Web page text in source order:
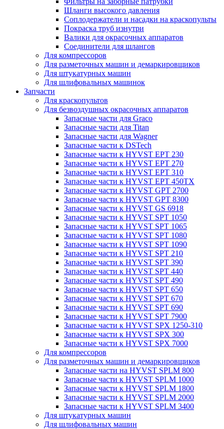
Шланги высокого давления
Соплодержатели и насадки на краскопульты
Покраска труб изнутри
Валики для окрасочных аппаратов
Соединители для шлангов
Для компрессоров
Для разметочных машин и демаркировщиков
Для штукатурных машин
Для шлифовальных машинок
Запчасти
Для краскопультов
Для безвоздушных окрасочных аппаратов
Запасные части для Graco
Запасные части для Titan
Запасные части для Wagner
Запасные части к DSTech
Запасные части к HYVST EPT 230
Запасные части к HYVST EPT 270
Запасные части к HYVST EPT 310
Запасные части к HYVST EPT 450TX
Запасные части к HYVST GPT 2700
Запасные части к HYVST GPT 8300
Запасные части к HYVST GS 6918
Запасные части к HYVST SPT 1050
Запасные части к HYVST SPT 1065
Запасные части к HYVST SPT 1080
Запасные части к HYVST SPT 1090
Запасные части к HYVST SPT 210
Запасные части к HYVST SPT 390
Запасные части к HYVST SPT 440
Запасные части к HYVST SPT 490
Запасные части к HYVST SPT 650
Запасные части к HYVST SPT 670
Запасные части к HYVST SPT 690
Запасные части к HYVST SPT 7900
Запасные части к HYVST SPX 1250-310
Запасные части к HYVST SPX 300
Запасные части к HYVST SPX 7000
Для компрессоров
Для разметочных машин и демаркировщиков
Запасные части на HYVST SPLM 800
Запасные части к HYVST SPLM 1000
Запасные части к HYVST SPLM 1800
Запасные части к HYVST SPLM 2000
Запасные части к HYVST SPLM 3400
Для штукатурных машин
Для шлифовальных машин